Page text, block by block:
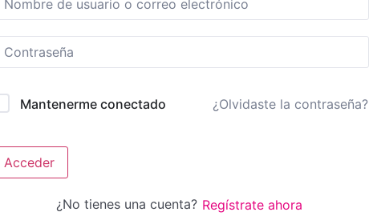
Mantenerme conectado ¿Olvidaste la contraseña?
Acceder
¿No tienes una cuenta? Regístrate ahora